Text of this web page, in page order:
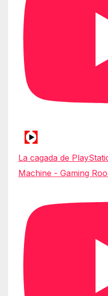
La cagada de
Machine - Gaming